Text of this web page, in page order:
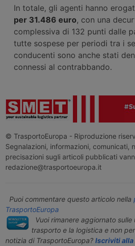
In totale, gli agenti hanno
per 31.486 euro, con una
complessiva di 132 punti dalle
tutte sospese per periodi tra i
conducenti sono anche stati
connessi al contrabbando.
© TrasportoEuropa - Riproduzione
Segnalazioni, informazioni, comunicati,
precisazioni sugli articoli pubblicati
redazione@trasportoeuropa.it
Puoi commentare questo articolo nella
TrasportoEuropa
Vuoi rimanere aggiornato sulle
trasporto e la logistica e non
notizia di TrasportoEuropa? Iscriviti alla